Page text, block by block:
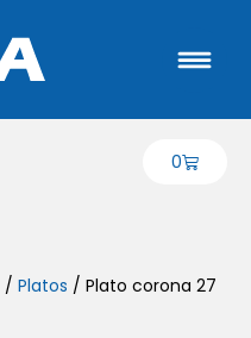
0
/ Platos / Plato corona 27